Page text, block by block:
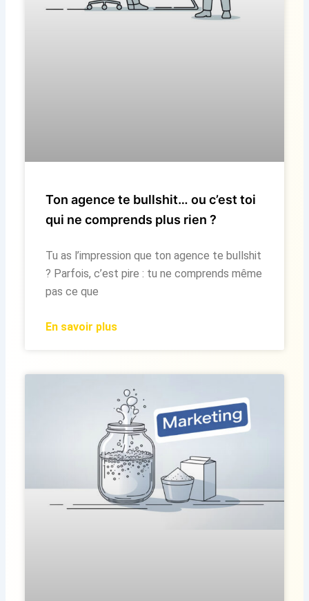
Ton agence te bullshit… ou c’est toi
qui ne comprends plus rien ?
Tu as l’impression que ton agence te bullshit
? Parfois, c’est pire : tu ne comprends même
pas ce que
En savoir plus